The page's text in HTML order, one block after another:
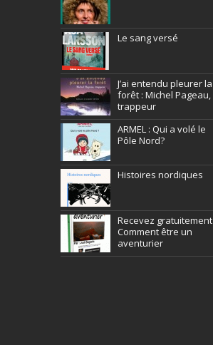
Le sang versé
J’ai entendu pleurer la
forêt : Michel Pageau,
trappeur
ARMEL : Qui a volé le
Pôle Nord?
Histoires nordiques
Recevez gratuitement
Comment être un
aventurier